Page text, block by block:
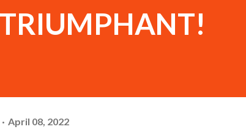
April 08, 2022